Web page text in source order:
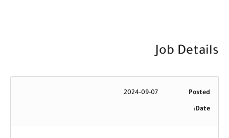
Job Details
Posted
Date:
2024-09-07